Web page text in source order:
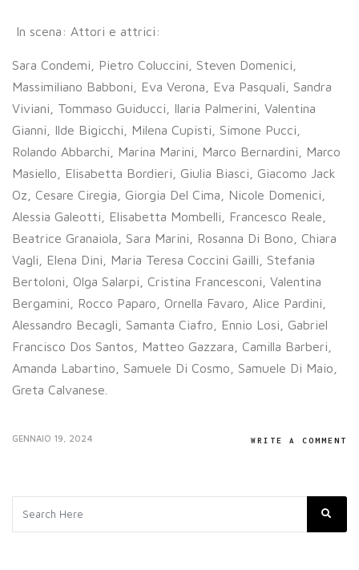
In scena: Attori e attrici:
Sara Condemi, Pietro Coluccini, Steven Domenici,
Massimiliano Babboni, Eva Verona, Eva Pasquali, Sandra
Viviani, Tommaso Guiducci, Ilaria Palmerini, Valentina
Gianni, Ilde Bigicchi, Milena Cupisti, Simone Pucci,
Rolando Abbarchi, Marina Marini, Marco Bernardini, Marco
Masiello, Elisabetta Bordieri, Giulia Biasci, Giacomo Jack
Oz, Cesare Ciregia, Giorgia Del Cima, Nicole Domenici,
Alessia Galeotti, Elisabetta Mombelli, Francesco Reale,
Beatrice Granaiola, Sara Marini, Rosanna Di Bono, Chiara
Vagli, Elena Dini, Maria Teresa Coccini Gailli, Stefania
Bertoloni, Olga Salarpi, Cristina Francesconi, Valentina
Bergamini, Rocco Paparo, Ornella Favaro, Alice Pardini,
Alessandro Becagli, Samanta Ciafro, Ennio Losi, Gabriel
Francisco Dos Santos, Matteo Gazzara, Camilla Barberi,
Amanda Labartino, Samuele Di Cosmo, Samuele Di Maio,
Greta Calvanese.
GENNAIO 19, 2024 WRITE A COMMENT